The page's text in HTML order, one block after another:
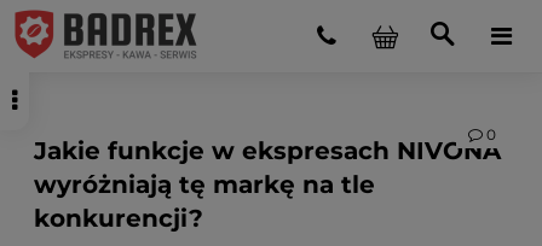
Jakie funkcje w ekspresach NIVONA
wyróżniają tę markę na tle
konkurencji?
0